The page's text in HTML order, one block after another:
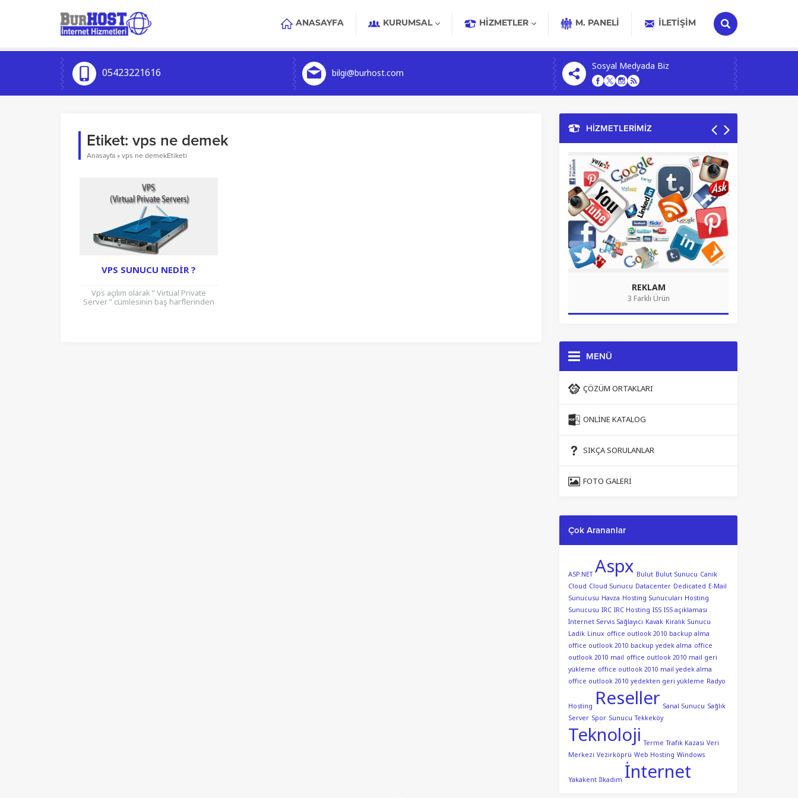
ANASAYFA KURUMSAL HIZMETLER M. PANELİ İLETIŞIM
05423221616 bilgi@burhost.com
Sosyal Medyada Biz
Etiket: vps ne demek
Anasayfa » vps ne demekEtiketi
VPS SUNUCU NEDIR ?
Vps açılım olarak ” Virtual Private
Server ” cümlesinin baş harflerinden
HİZMETLERİMİZ
REKLAM
3 Farklı Ürün
MENÜ
ÇÖZÜM ORTAKLARI
ONLINE KATALOG
SIKÇA SORULANLAR
FOTO GALERI
Çok Arananlar
ASP.NET Aspx Bulut Bulut Sunucu Canik
Cloud Cloud Sunucu Datacenter Dedicated E-Mail
Sunucusu Havza Hosting Sunucuları Hosting
Sunucusu IRC IRC Hosting ISS ISS açıklaması
İnternet Servis Sağlayıcı Kavak Kiralık Sunucu
Ladik Linux office outlook 2010 backup alma
office outlook 2010 backup yedek alma office
outlook 2010 mail office outlook 2010 mail geri
yükleme office outlook 2010 mail yedek alma
office outlook 2010 yedekten geri yükleme Radyo
Hosting Reseller Sanal Sunucu Sağlık
Server Spor Sunucu Tekkeköy
Teknoloji Terme Trafik Kazası Veri
Merkezi Vezirköprü Web Hosting Windows
Yakakent İlkadım İnternet